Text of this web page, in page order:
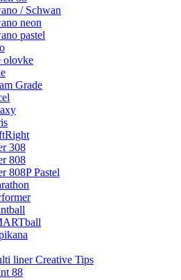
/ Schwan
neon
pastel
olovke
Grade
308
808
808P Pastel
liner Creative Tips
88